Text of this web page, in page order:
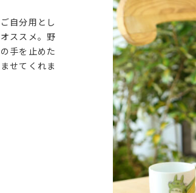
自分用とし
ススメ。野
手を止めた
せてくれま